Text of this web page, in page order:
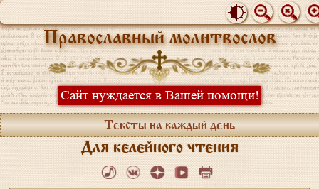
Православный молитвослов
Сайт нуждается в Вашей помощи!
Тексты на каждый день
Для келейного чтения